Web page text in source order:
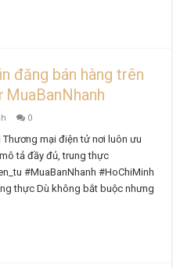
đăng bán hàng trên
0
Thương mại điện tử nơi luôn ưu
tả đầy đủ, trung thực
#MuaBanNhanh #HoChiMinh
thực Dù không bắt buộc nhưng